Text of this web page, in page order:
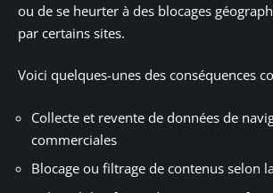
ou de se heurter à des blocages
par certains sites.
Voici quelques-unes des conséquences
Collecte et revente de données de
commerciales
Blocage ou filtrage de contenus selon